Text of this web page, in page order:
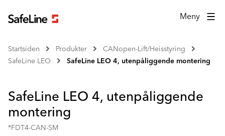
Meny
Startsiden Produkter
CANopen-Lift/Heisstyring
SafeLine LEO
SafeLine LEO 4, utenpåliggende montering
SafeLine LEO 4, utenpåliggende
montering
*FDT4-CAN-SM